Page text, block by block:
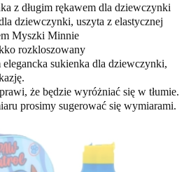
z długim rękawem dla dziewczynki
dziewczynki, uszyta z elastycznej
Myszki Minnie
rozkloszowany
elegancka sukienka dla dziewczynki,
że będzie wyróżniać się w tłumie.
prosimy sugerować się wymiarami.